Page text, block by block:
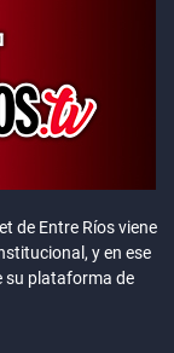
de Entre Ríos viene
y en ese
su plataforma de